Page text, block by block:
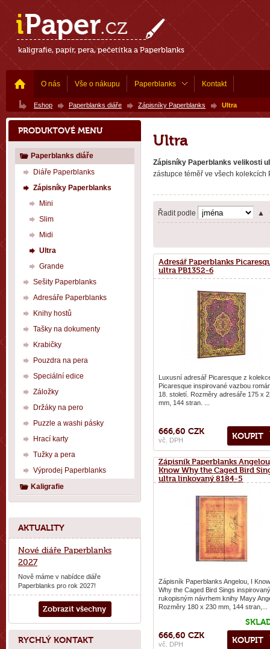
kaligrafie, papír, pera, pečetítka a Paperblanks
O nás Vše o nákupu Paperblanks Kontakt
Eshop Paperblanks diáře Zápisníky Paperblanks Ultra
Ultra
Zápisníky Paperblanks velikosti
zástupce téměř ve všech kolekcích
Řadit podle ▲
Adresář Paperblanks
ultra PB1352-6
Luxusní adresář Picaresque z
Picaresque inspirované vazbou
18. století. Rozměry adresáře 175 x
mm, 144 stran. ...
KOUPIT
666,60 CZK
vč. DPH
Zápisník Paperblanks
Know Why the Caged Bird
ultra linkovaný 8184-5
Zápisník Paperblanks Angelou, I Know
Why the Caged Bird Sings inspirovaný
rukopisným návrhem knihy Mayy
Rozměry 180 x 230 mm, 144 stran,...
KOUPIT
666,60 CZK
vč. DPH
PRODUKTOVÉ MENU
Paperblanks diáře
Diáře Paperblanks
Zápisníky Paperblanks
Mini
Slim
Midi
Ultra
Grande
Sešity Paperblanks
Adresáře Paperblanks
Knihy hostů
Tašky na dokumenty
Krabičky
Pouzdra na pera
Speciální edice
Záložky
Držáky na pero
Puzzle a washi pásky
Hrací karty
Tužky a pera
Výprodej Paperblanks
Kaligrafie
AKTUALITY
Nové diáře Paperblanks
2027
Nově máme v nabídce diáře
Paperblanks pro rok 2027!
Zobrazit všechny
RYCHLÝ KONTAKT